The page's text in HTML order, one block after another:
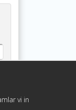
vi in